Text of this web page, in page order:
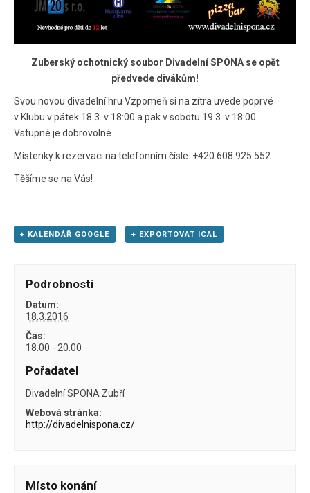
Zuberský ochotnický soubor Divadelní SPONA se opět
předvede divákům!
Svou novou divadelní hru Vzpomeň si na zítra uvede poprvé
v Klubu v pátek 18.3. v 18:00 a pak v sobotu 19.3. v 18:00.
Vstupné je dobrovolné.
Místenky k rezervaci na telefonním čísle: +420 608 925 552.
Těšíme se na Vás!
+ KALENDÁŘ GOOGLE + EXPORTOVAT ICAL
Podrobnosti
Datum:
18.3.2016
Čas:
18.00 - 20.00
Pořadatel
Divadelní SPONA Zubří
Webová stránka:
http://divadelnispona.cz/
Místo konání